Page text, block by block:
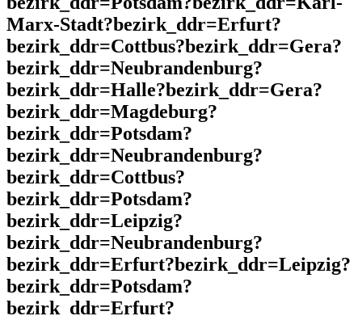
Marx-Stadt?bezirk_ddr=Erfurt?
bezirk_ddr=Cottbus?bezirk_ddr=Gera?
bezirk_ddr=Neubrandenburg?
bezirk_ddr=Halle?bezirk_ddr=Gera?
bezirk_ddr=Magdeburg?
bezirk_ddr=Potsdam?
bezirk_ddr=Neubrandenburg?
bezirk_ddr=Cottbus?
bezirk_ddr=Potsdam?
bezirk_ddr=Leipzig?
bezirk_ddr=Neubrandenburg?
bezirk_ddr=Erfurt?bezirk_ddr=Leipzig?
bezirk_ddr=Potsdam?
bezirk_ddr=Erfurt?